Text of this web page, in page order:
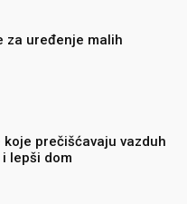
za uređenje malih
koje prečišćavaju vazduh
lepši dom